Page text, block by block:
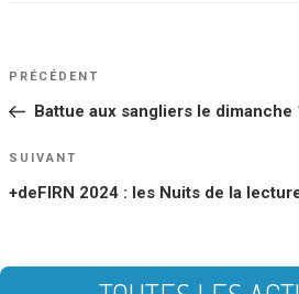
NAVIGATION
DE
Article
PRÉCÉDENT
Battue aux sangliers le dimanche
Article
SUIVANT
+deFIRN 2024 : les Nuits de la